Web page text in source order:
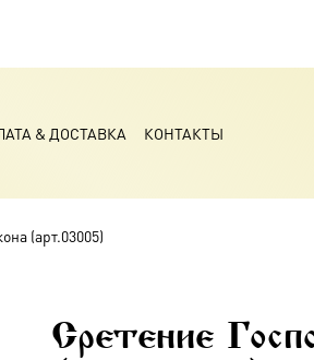
& ДОСТАВКА КОНТАКТЫ
(арт.03005)
Сретение